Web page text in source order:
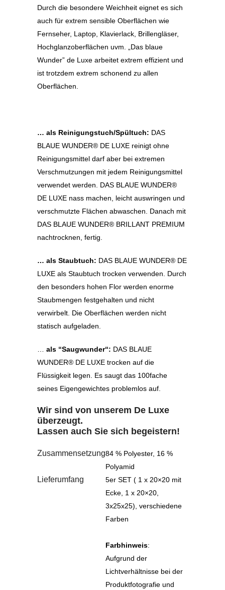
Durch die besondere Weichheit eignet es sich
auch für extrem sensible Oberflächen wie
Fernseher, Laptop, Klavierlack, Brillengläser,
Hochglanzoberflächen uvm. „Das blaue
Wunder” de Luxe arbeitet extrem effizient und
ist trotzdem extrem schonend zu allen
Oberflächen.
… als Reinigungstuch/Spültuch: DAS
BLAUE WUNDER® DE LUXE reinigt ohne
Reinigungsmittel darf aber bei extremen
Verschmutzungen mit jedem Reinigungsmittel
verwendet werden. DAS BLAUE WUNDER®
DE LUXE nass machen, leicht auswringen und
verschmutzte Flächen abwaschen. Danach mit
DAS BLAUE WUNDER® BRILLANT PREMIUM
nachtrocknen, fertig.
… als Staubtuch: DAS BLAUE WUNDER® DE
LUXE als Staubtuch trocken verwenden. Durch
den besonders hohen Flor werden enorme
Staubmengen festgehalten und nicht
verwirbelt. Die Oberflächen werden nicht
statisch aufgeladen.
als “Saugwunder“: DAS BLAUE
WUNDER® DE LUXE trocken auf die
Flüssigkeit legen. Es saugt das 100fache
seines Eigengewichtes problemlos auf.
Wir sind von unserem De Luxe
überzeugt.
Lassen auch Sie sich begeistern!
Zusammensetzung84 % Polyester, 16 %
Polyamid
Lieferumfang
5er SET ( 1 x 20×20 mit
Ecke, 1 x 20×20,
3x25x25), verschiedene
Farben
Farbhinweis:
Aufgrund der
Lichtverhältnisse bei der
Produktfotografie und